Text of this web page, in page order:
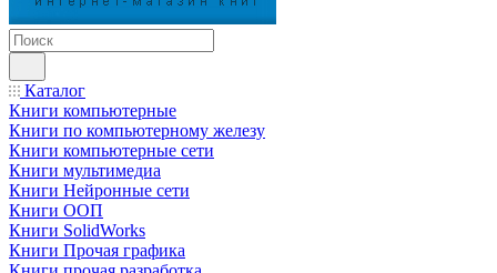
Каталог
Книги компьютерные
Книги по компьютерному железу
Книги компьютерные сети
Книги мультимедиа
Книги Нейронные сети
Книги ООП
Книги SolidWorks
Книги Прочая графика